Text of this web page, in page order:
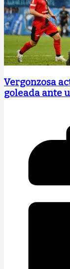
Vergonzosa
goleada ante